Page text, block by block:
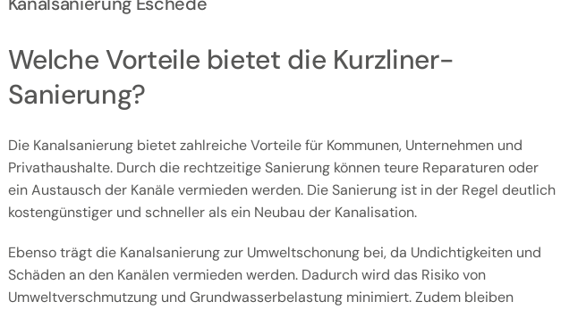
Welche Vorteile bietet die Kurzliner-
Sanierung?
Die Kanalsanierung bietet zahlreiche Vorteile für Kommunen, Unternehmen und
Privathaushalte. Durch die rechtzeitige Sanierung können teure Reparaturen oder
ein Austausch der Kanäle vermieden werden. Die Sanierung ist in der Regel deutlich
kostengünstiger und schneller als ein Neubau der Kanalisation.
Ebenso trägt die Kanalsanierung zur Umweltschonung bei, da Undichtigkeiten und
Schäden an den Kanälen vermieden werden. Dadurch wird das Risiko von
Umweltverschmutzung und Grundwasserbelastung minimiert. Zudem bleiben